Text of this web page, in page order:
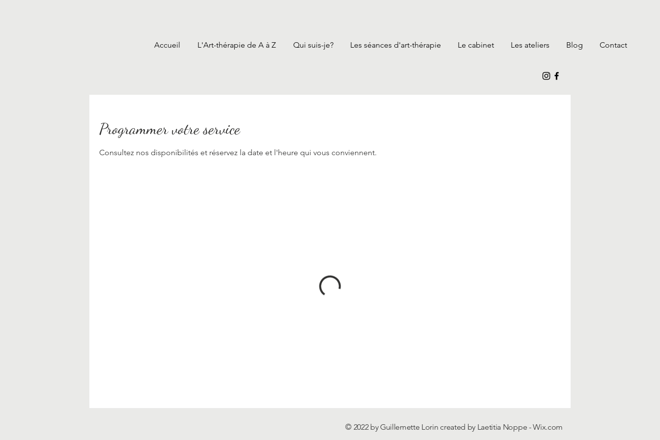
Accueil L'Art-thérapie de A à Z Qui suis-je? Les séances d'art-thérapie Le cabinet Les ateliers Blog Contact
Programmer votre service
Consultez nos disponibilités et réservez la date et l'heure qui vous conviennent.
© 2022 by Guillemette Lorin created by Laetitia Noppe -Wix.com